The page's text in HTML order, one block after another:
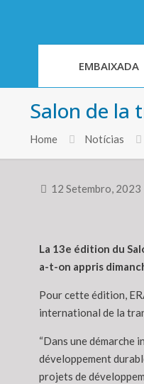
EMBAIXADA
Salon de la
Home Notícias
12 Setembro, 2023
La 13e édition du
a-t-on appris
Pour cette édition,
international de la
“Dans une démarche
développement
projets de